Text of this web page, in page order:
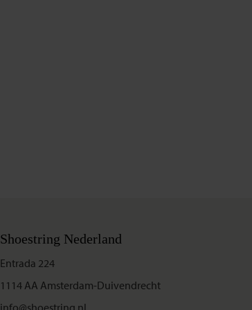
Shoestring Nederland
Entrada 224
1114 AA Amsterdam-Duivendrecht
info@shoestring.nl